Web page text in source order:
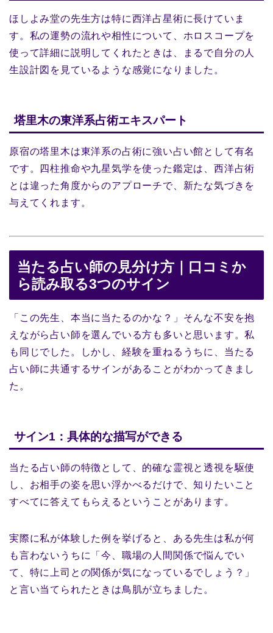
ほしよみ堂の先生方は特に西洋占星術に長けていま
す。私の運勢の流れや相性について、ホロスコープを
使って詳細に説明してくれたときは、まるで自分の人
生設計図を見ているような感覚になりました。
塔里木の東洋系占術エキスパート
原宿の塔里木は東洋系の占術に強い占い館として有名
です。四柱推命や九星気学を使った鑑定は、西洋占術
とは違った角度からのアプローチで、新たな気づきを
与えてくれます。
当たる占い師の見分け方｜口コミか
ら読み取る3つのサイン
「この先生、本当に当たるのかな？」そんな不安を抱
えながら占い師を選んでいる方も多いと思います。私
も同じでした。しかし、経験を重ねるうちに、当たる
占い師に共通するサインがあることがわかってきまし
た。
サイン1：具体的な描写ができる
当たる占い師の特徴として、的確な霊視と透視を駆使
し、お相手の姿を思い浮かべるだけで、知りたいこと
すべてに答えてもらえるということがあります。
実際に私が体験した例を挙げると、ある先生は私が何
も言わないうちに「今、職場の人間関係で悩んでい
て、特に上司との関係が気になっているでしょう？」
と言い当てられたときは鳥肌が立ちました。